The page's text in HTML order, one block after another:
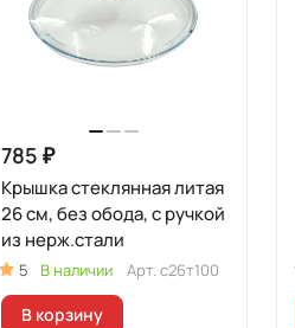
785 ₽
Крышка стеклянная литая
26 см, без обода, с ручкой
из нерж.стали
5 В наличии Арт. с26т100
В корзину